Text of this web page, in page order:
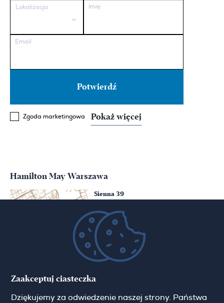
Lokalizacja Imię
Email
Zgoda marketingowa Pokaż więcej
Hamilton May Warszawa
Sienna 39
(+48) 22 428 16 15
warsaw@hamiltonmay.com
31-117 Krakow
Zaakceptuj ciasteczka
Dziękujemy za odwiedzenie naszej strony. Państwa